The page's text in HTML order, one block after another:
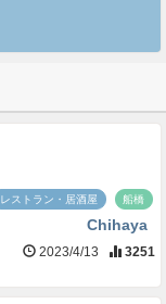
レストラン・居酒屋 船橋
Chihaya
2023/4/13 3251